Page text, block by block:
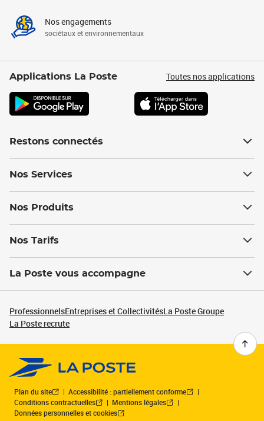
Nos engagements
sociétaux et environnementaux
Applications La Poste Toutes nos applications
Restons connectés
Nos Services
Nos Produits
Nos Tarifs
La Poste vous accompagne
ProfessionnelsEntreprises et CollectivitésLa Poste Groupe
La Poste recrute
Plan du site
Accessibilité : partiellement conforme
Conditions contractuelles
Mentions légales
Données personnelles et cookies